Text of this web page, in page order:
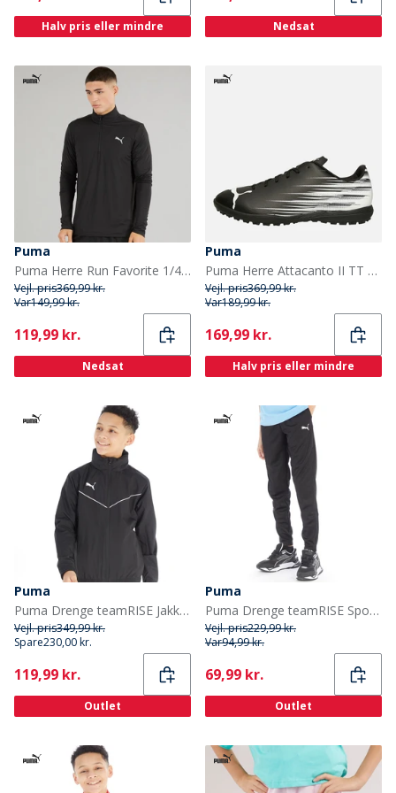
Halv pris eller mindre Nedsat
Puma
Puma Herre Run Favorite 1/4 Zip Løbe Tøj Puma Sort
Vejl. pris369,99 kr.
Var149,99 kr.
Current
119,99 kr.
Nedsat
Puma
Puma Herre Attacanto II TT Astro Fodboldstøvler Puma Sort/Puma Hvid
Vejl. pris369,99 kr.
Var189,99 kr.
Current
169,99 kr.
Halv pris eller mindre
Puma
Puma Drenge teamRISE Jakker Sort
Vejl. pris349,99 kr.
Spare230,00 kr.
Current
119,99 kr.
Outlet
Puma
Puma Drenge teamRISE Sport træningsbukser Sort
Vejl. pris229,99 kr.
Var94,99 kr.
Current
69,99 kr.
Outlet